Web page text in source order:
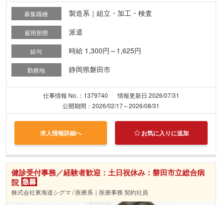
募集職種 製造系｜組立・加工・検査
雇用形態 派遣
給与 時給 1,300円～1,625円
勤務地 静岡県磐田市
仕事情報 No.：1379740
情報更新日 2026/07/31
公開期間：2026/02/17～2026/08/31
求人情報詳細へ お気に入りに追加
健診受付事務／経験者歓迎：土日祝休み：磐田市立総合病
院
株式会社東海道シグマ / 医療系｜医療事務 契約社員